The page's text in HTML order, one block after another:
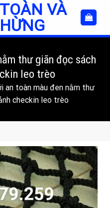
VÀ
thư giãn đọc sách
leo trèo
an toàn màu đen nằm thư
checkin leo trèo